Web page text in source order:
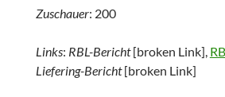
Zuschauer: 200
Links: RBL-Bericht[broken Link],
Liefering-Bericht[broken Link]